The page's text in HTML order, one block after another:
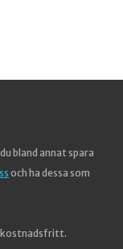
bland annat spara
och ha dessa som
kostnadsfritt.